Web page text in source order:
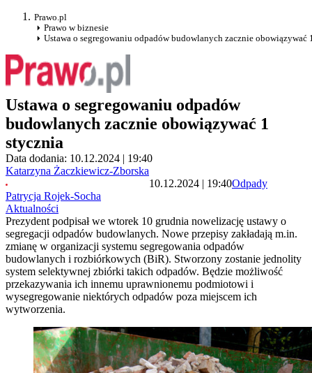
Prawo.pl
Prawo w biznesie
Ustawa o segregowaniu odpadów budowlanych zacznie obowiązywać
Ustawa o segregowaniu odpadów
budowlanych zacznie obowiązywać 1
stycznia
Data dodania: 10.12.2024 | 19:40
Katarzyna Żaczkiewicz-Zborska
Patrycja Rojek-Socha
10.12.2024 | 19:40Odpady
Aktualności
Prezydent podpisał we wtorek 10 grudnia nowelizację ustawy o
segregacji odpadów budowlanych. Nowe przepisy zakładają m.in.
zmianę w organizacji systemu segregowania odpadów
budowlanych i rozbiórkowych (BiR). Stworzony zostanie jednolity
system selektywnej zbiórki takich odpadów. Będzie możliwość
przekazywania ich innemu uprawnionemu podmiotowi i
wysegregowanie niektórych odpadów poza miejscem ich
wytworzenia.